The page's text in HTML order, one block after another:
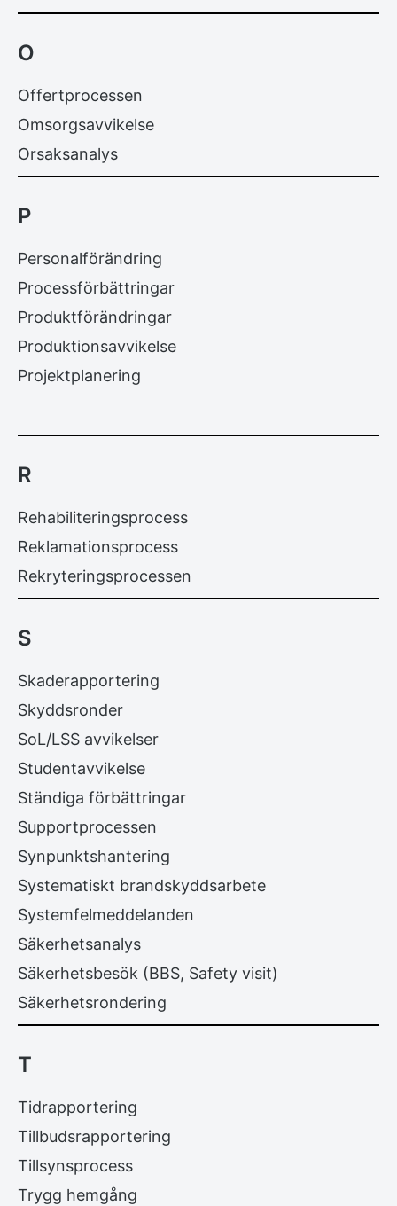
O
Offertprocessen
Omsorgsavvikelse
Orsaksanalys
P
Personalförändring
Processförbättringar
Produktförändringar
Produktionsavvikelse
Projektplanering
R
Rehabiliteringsprocess
Reklamationsprocess
Rekryteringsprocessen
S
Skaderapportering
Skyddsronder
SoL/LSS avvikelser
Studentavvikelse
Ständiga förbättringar
Supportprocessen
Synpunktshantering
Systematiskt brandskyddsarbete
Systemfelmeddelanden
Säkerhetsanalys
Säkerhetsbesök (BBS, Safety visit)
Säkerhetsrondering
T
Tidrapportering
Tillbudsrapportering
Tillsynsprocess
Trygg hemgång